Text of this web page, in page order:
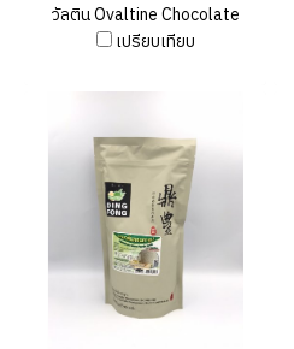
วัลติน Ovaltine Chocolate
Classic 750g. (ยกลัง 15 ชิ้น )
เปรียบเทียบ